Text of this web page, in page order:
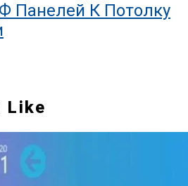
Панелей К Потолку
Like